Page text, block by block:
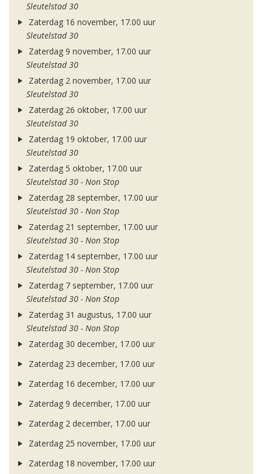
Sleutelstad 30
Zaterdag 16 november, 17.00 uur
Sleutelstad 30
Zaterdag 9 november, 17.00 uur
Sleutelstad 30
Zaterdag 2 november, 17.00 uur
Sleutelstad 30
Zaterdag 26 oktober, 17.00 uur
Sleutelstad 30
Zaterdag 19 oktober, 17.00 uur
Sleutelstad 30
Zaterdag 5 oktober, 17.00 uur
Sleutelstad 30 - Non Stop
Zaterdag 28 september, 17.00 uur
Sleutelstad 30 - Non Stop
Zaterdag 21 september, 17.00 uur
Sleutelstad 30 - Non Stop
Zaterdag 14 september, 17.00 uur
Sleutelstad 30 - Non Stop
Zaterdag 7 september, 17.00 uur
Sleutelstad 30 - Non Stop
Zaterdag 31 augustus, 17.00 uur
Sleutelstad 30 - Non Stop
Zaterdag 30 december, 17.00 uur
Zaterdag 23 december, 17.00 uur
Zaterdag 16 december, 17.00 uur
Zaterdag 9 december, 17.00 uur
Zaterdag 2 december, 17.00 uur
Zaterdag 25 november, 17.00 uur
Zaterdag 18 november, 17.00 uur